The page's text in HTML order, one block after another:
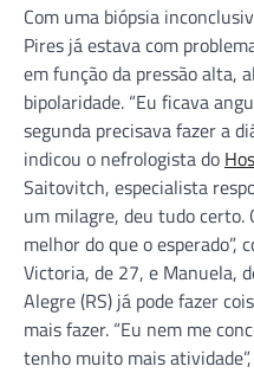
Com uma biópsia
Pires já estava com
em função da pressão alta,
bipolaridade. “Eu ficava
segunda precisava fazer a
indicou o nefrologista do
Saitovitch, especialista
um milagre, deu tudo certo.
melhor do que o esperado”,
Victoria, de 27, e Manuela,
Alegre (RS) já pode fazer
mais fazer. “Eu nem me
tenho muito mais